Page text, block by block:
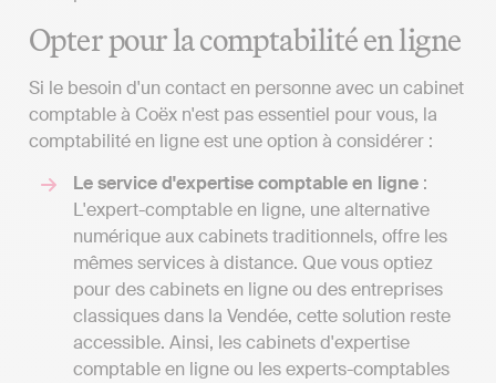
Opter pour la comptabilité en ligne
Si le besoin d'un contact en personne avec un cabinet
comptable à Coëx n'est pas essentiel pour vous, la
comptabilité en ligne est une option à considérer :
Le service d'expertise comptable en ligne :
L'expert-comptable en ligne, une alternative
numérique aux cabinets traditionnels, offre les
mêmes services à distance. Que vous optiez
pour des cabinets en ligne ou des entreprises
classiques dans la Vendée, cette solution reste
accessible. Ainsi, les cabinets d'expertise
comptable en ligne ou les experts-comptables